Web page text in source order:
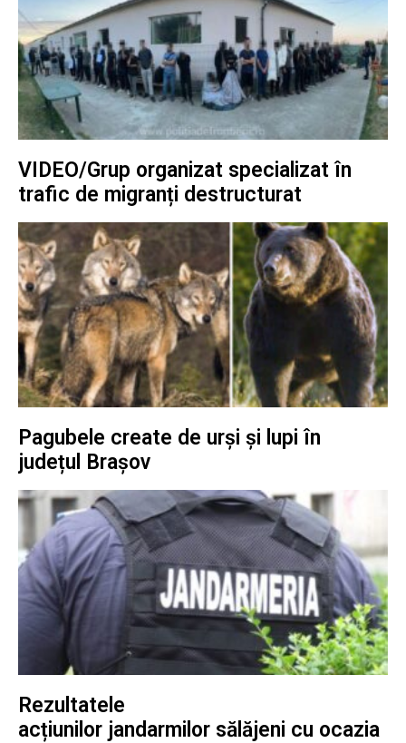
VIDEO/Grup organizat specializat în
trafic de migranți destructurat
Pagubele create de urși și lupi în
județul Brașov
Rezultatele
acțiunilor jandarmilor sălăjeni cu ocazia